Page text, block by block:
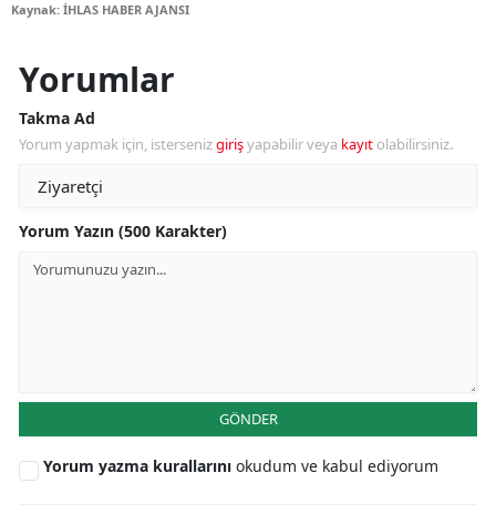
Kaynak: İHLAS HABER AJANSI
Yorumlar
Takma Ad
Yorum yapmak için, istersenizgirişyapabilir veya kayıt olabilirsiniz.
Yorum Yazın (500 Karakter)
GÖNDER
Yorum yazma kurallarını okudum ve kabul ediyorum